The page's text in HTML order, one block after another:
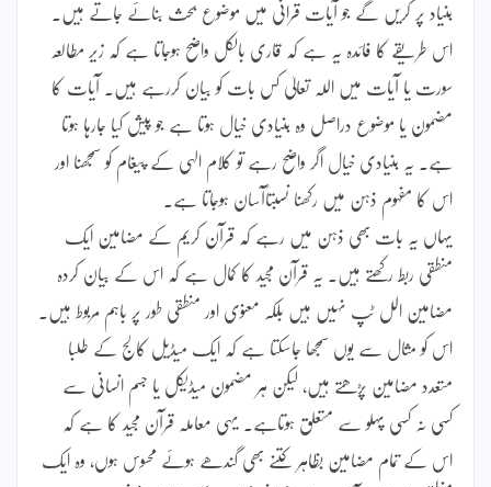
بنیاد پر کریں گے جو آیات قرانی میں موضوع بحث بنائے جاتے ہیں۔
اس طریقے کا فائدہ یہ ہے کہ قاری بالکل واضح ہوجاتا ہے کہ زیر مطالعہ
سورت یا آیات میں اللہ تعالیٰ کس بات کو بیان کررہے ہیں۔ آیات کا
مضمون یا موضوع دراصل وہ بنیادی خیال ہوتا ہے جو پیش کیا جارہا ہوتا
ہے۔ یہ بنیادی خیال اگر واضح رہے تو کلام الہی کے پیغام کو سمجھنا اور
اس کا مفہوم ذہن میں رکھنا نسبتاًآسان ہوجاتا ہے۔
یہاں یہ بات بھی ذہن میں رہے کہ قرآن کریم کے مضامین ایک
منطقی ربط رکھتے ہیں۔ یہ قرآن مجید کا کمال ہے کہ اس کے بیان کردہ
مضامین الل ٹپ نہیں ہیں بلکہ معنوی اور منطقی طور پر باہم مربوط ہیں۔
اس کو مثال سے یوں سمجھا جاسکتا ہے کہ ایک میڈیل کالج کے طلبا
متعدد مضامین پڑھتے ہیں، لیکن ہر مضمون میڈیکل یا جسم انسانی سے
کسی نہ کسی پہلو سے متعلق ہوتاہے۔ یہی معاملہ قرآن مجید کا ہے کہ
اس کے تمام مضامین بظاہر کتنے بھی گندھے ہوئے محسوس ہوں، وہ ایک